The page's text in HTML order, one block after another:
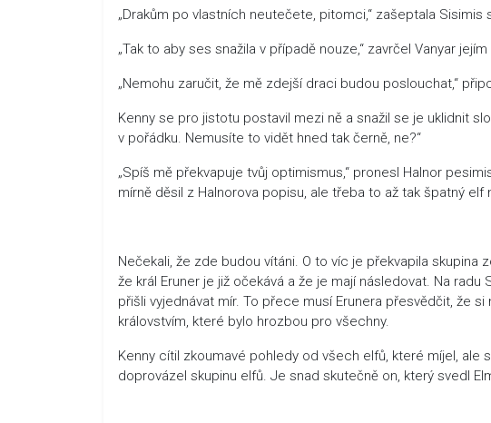
„Drakům po vlastních neutečete, pitomci,“ zašeptala
„Tak to aby ses snažila v případě nouze,“ zavrčel Vanyar
„Nemohu zaručit, že mě zdejší draci budou poslouchat,“
Kenny se pro jistotu postavil mezi ně a snažil se je uklidnit
v pořádku. Nemusíte to vidět hned tak černě, ne?“
„Spíš mě překvapuje tvůj optimismus,“ pronesl Halnor
mírně děsil z Halnorova popisu, ale třeba to až tak špatný elf
Nečekali, že zde budou vítáni. O to víc je překvapila skupina
že král Eruner je již očekává a že je mají následovat. Na
přišli vyjednávat mír. To přece musí Erunera přesvědčit, že
královstvím, které bylo hrozbou pro všechny.
Kenny cítil zkoumavé pohledy od všech elfů, které míjel, ale
doprovázel skupinu elfů. Je snad skutečně on, který svedl